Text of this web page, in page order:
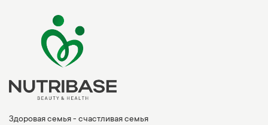
Здоровая семья - счастливая семья